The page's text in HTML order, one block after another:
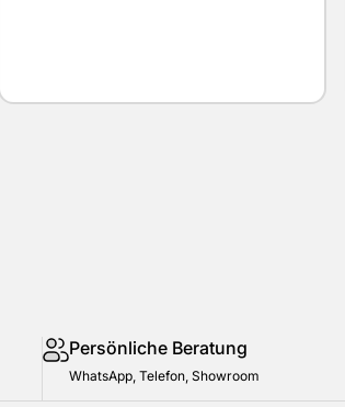
Persönliche Beratung
WhatsApp, Telefon, Showroom